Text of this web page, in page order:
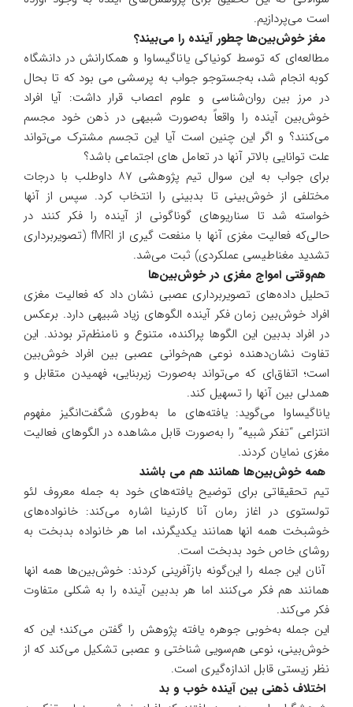
است می‌پردازیم.
مغز خوش‌بین‌ها چطور آینده را می‌بیند؟
مطالعه‌ای که توسط کونیاکی یاناگیساوا و همکارانش در دانشگاه
کوبه انجام شد، به‌جستوجو جواب به پرسشی می بود که تا بحال
در مرز بین روان‌شناسی و علوم اعصاب قرار داشت: آیا افراد
خوش‌بین آینده را واقعاً به‌صورت شبیهی در ذهن خود مجسم
می‌کنند؟ و اگر این چنین است آیا این تجسم مشترک می‌تواند
علت توانایی بالاتر آنها در تعامل های اجتماعی باشد؟
برای جواب به این سوال تیم پژوهشی ۸۷ داوطلب با درجات
مختلفی از خوش‌بینی تا بدبینی را انتخاب کرد. سپس از آنها
خواسته شد تا سناریو‌های گوناگونی از آینده را فکر کنند در
حالی‌که فعالیت مغزی آنها با منفعت گیری از fMRI (تصویربرداری
تشدید مغناطیسی عملکردی) ثبت می‌شد.
هم‌وقتی امواج مغزی در خوش‌بین‌ها
تحلیل داده‌های تصویربرداری عصبی نشان داد که فعالیت مغزی
افراد خوش‌بین زمان فکر آینده الگو‌های زیاد شبیهی دارد. برعکس
در افراد بدبین این الگو‌ها پراکنده، متنوع و نامنظم‌تر بودند. این
تفاوت نشان‌دهنده نوعی هم‌خوانی عصبی بین افراد خوش‌بین
است؛ اتفاق‌ای که می‌تواند به‌صورت زیربنایی، فهمیدن متقابل و
همدلی بین آنها را تسهیل کند.
یاناگیساوا می‌گوید: یافته‌های ما به‌طوری شگفت‌انگیز مفهوم
انتزاعی “تفکر شبیه” را به‌صورت قابل مشاهده در الگو‌های فعالیت
مغزی نمایان کردند.
همه خوش‌بین‌ها همانند هم می باشند
تیم تحقیقاتی برای توضیح یافته‌های خود به جمله معروف لئو
تولستوی در اغاز رمان آنا کارنینا اشاره می‌کند: خانواده‌های
خوشبخت همه انها همانند یکدیگرند، اما هر خانواده بدبخت به
روشای خاص خود بدبخت است.
آنان این جمله را این‌گونه بازآفرینی کردند: خوش‌بین‌ها همه انها
همانند هم فکر می‌کنند اما هر بدبین آینده را به شکلی متفاوت
فکر می‌کند.
این جمله به‌خوبی جوهره یافته پژوهش را گفتن می‌کند؛ این که
خوش‌بینی، نوعی هم‌سویی شناختی و عصبی تشکیل می‌کند که از
نظر زیستی قابل اندازه‌گیری است.
اختلاف ذهنی بین آینده خوب و بد